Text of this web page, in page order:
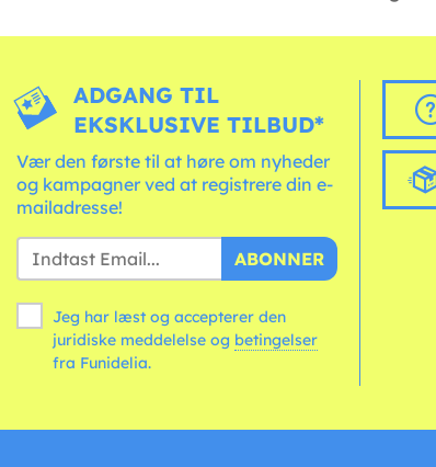
ADGANG TIL
EKSKLUSIVE TILBUD*
Vær den første til at høre om nyheder
og kampagner ved at registrere din e-
mailadresse!
ABONNER
Jeg har læst og accepterer den
juridiske meddelelse og betingelser
fra Funidelia.